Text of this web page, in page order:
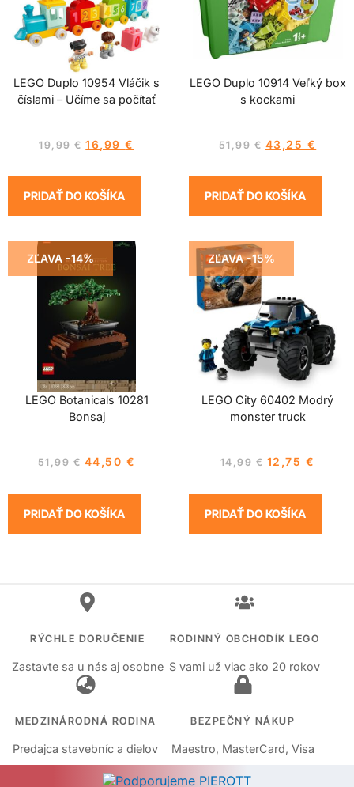
LEGO Duplo 10954 Vláčik s
číslami – Učíme sa počítať
19,99€ 16,99€
PRIDAŤ DO KOŠÍKA
LEGO Duplo 10914 Veľký box
s kockami
51,99€ 43,25 €
PRIDAŤ DO KOŠÍKA
ZĽAVA -14%
LEGO Botanicals 10281
Bonsaj
51,99€ 44,50 €
PRIDAŤ DO KOŠÍKA
ZĽAVA -15%
LEGO City 60402 Modrý
monster truck
14,99€ 12,75 €
PRIDAŤ DO KOŠÍKA
RÝCHLE DORUČENIE
Zastavte sa u nás aj osobne
RODINNÝ OBCHODÍK LEGO
S vami už viac ako 20 rokov
MEDZINÁRODNÁ RODINA
Predajca stavebníc a dielov
BEZPEČNÝ NÁKUP
Maestro, MasterCard, Visa